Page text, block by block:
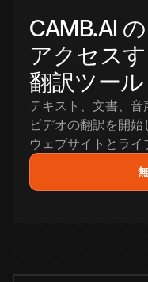
CAMB.AI
アクセス
翻訳ツール
テキスト、文書、音
ビデオの翻訳を開始
ウェブサイトとライ